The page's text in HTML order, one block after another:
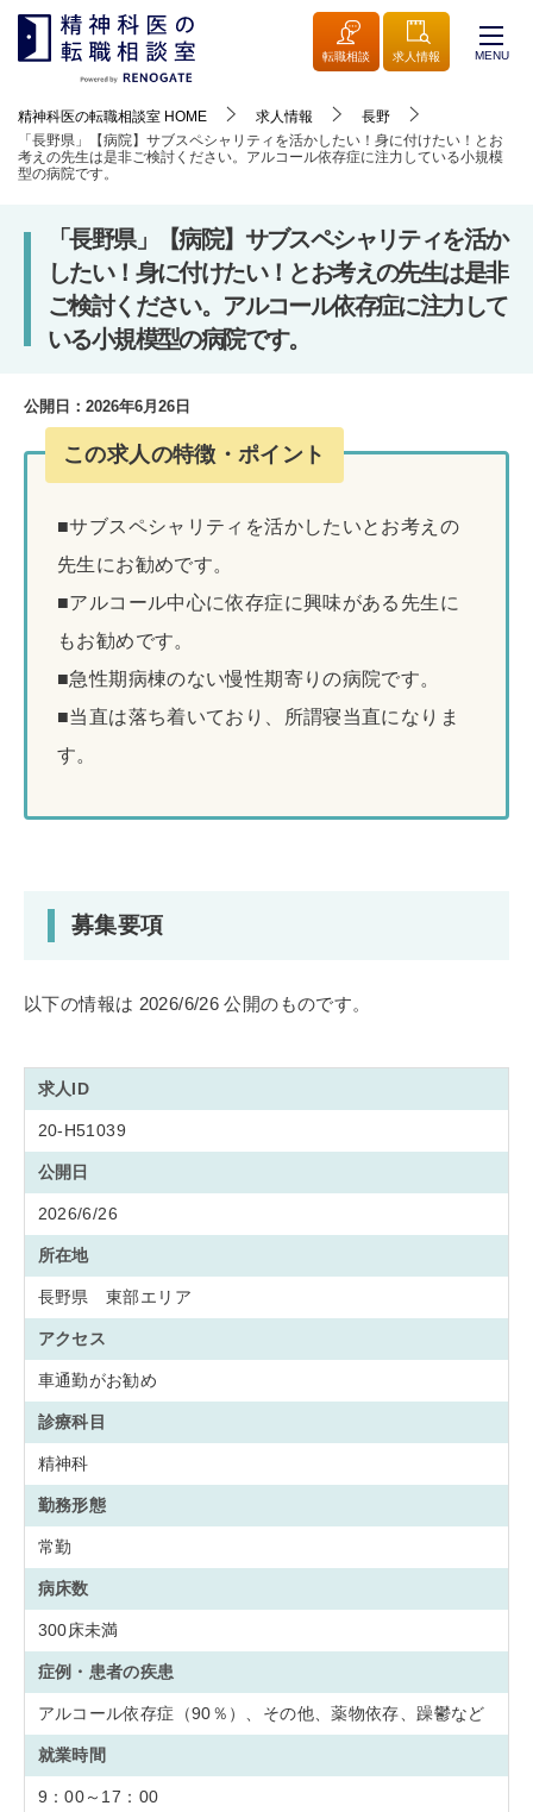
転職相談 求人情報 MENU
精神科医の転職相談室 HOME 求人情報
長野
「長野県」【病院】サブスペシャリティを活かしたい！身に付けたい！とお
考えの先生は是非ご検討ください。アルコール依存症に注力している小規模
型の病院です。
「長野県」【病院】サブスペシャリティを活か
したい！身に付けたい！とお考えの先生は是非
ご検討ください。アルコール依存症に注力して
いる小規模型の病院です。
公開日： 2026年6月26日
この求人の特徴・ポイント
■サブスペシャリティを活かしたいとお考えの
先生にお勧めです。
■アルコール中心に依存症に興味がある先生に
もお勧めです。
■急性期病棟のない慢性期寄りの病院です。
■当直は落ち着いており、所謂寝当直になりま
す。
募集要項
以下の情報は 2026/6/26 公開のものです。
求人ID
20-H51039
公開日
2026/6/26
所在地
長野県 東部エリア
アクセス
車通勤がお勧め
診療科目
精神科
勤務形態
常勤
病床数
300床未満
症例・患者の疾患
アルコール依存症（90％）、その他、薬物依存、躁鬱など
就業時間
9：00～17：00